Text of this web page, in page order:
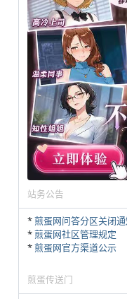
站务公告
*煎蛋网问答分区关闭
*煎蛋网社区管理规定
*煎蛋网官方渠道公示
煎蛋传送门